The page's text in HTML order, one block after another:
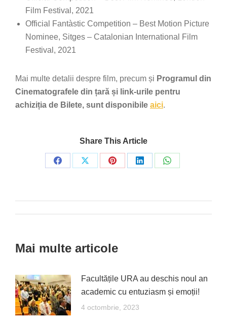
Film Festival, 2021
Official Fantàstic Competition – Best Motion Picture
Nominee, Sitges – Catalonian International Film
Festival, 2021
Mai multe detalii despre film, precum și Programul din
Cinematografele din țară și link-urile pentru
achiziția de Bilete, sunt disponibile aici.
Share This Article
Share
Share
Share
Share
Share
Post
Mai multe articole
Facultățile URA au deschis noul an
academic cu entuziasm și emoții!
4 octombrie, 2023